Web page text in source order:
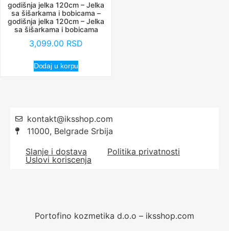
godišnja jelka 120cm – Jelka
sa šišarkama i bobicama –
godišnja jelka 120cm – Jelka
sa šišarkama i bobicama
3,099.00 RSD
Dodaj u korpu
kontakt@iksshop.com
11000, Belgrade Srbija
Slanje i dostava
Politika privatnosti
Uslovi koriscenja
Portofino kozmetika d.o.o – iksshop.com